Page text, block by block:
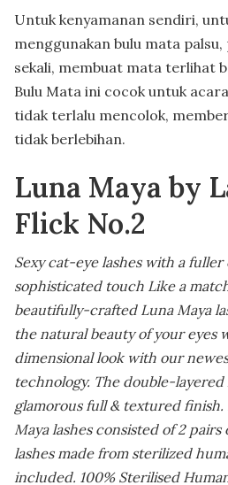
Untuk kenyamanan sendiri,
menggunakan bulu mata
sekali, membuat mata terlihat
Bulu Mata ini cocok untuk
tidak terlalu mencolok,
tidak berlebihan.
Luna Maya by
Flick No.2
Sexy cat-eye lashes with a
sophisticated touch Like a
beautifully-crafted Luna Maya
the natural beauty of your eyes
dimensional look with our
technology. The double-layered
glamorous full & textured finish.
Maya lashes consisted of 2
lashes made from sterilized
included. 100% Sterilised